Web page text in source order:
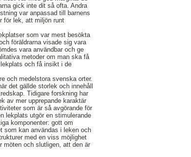
gick inte dit så ofta. Andra
var anpassad till barnens
för lek, att miljön runt
som var mest besökta
föräldrarna visade sig vara
vara användbar och ge
metoder om man ska få
och få insikt i de
och medelstora svenska orter.
det gällde storlek och innehåll
Tidigare forskning har
av mer upprepande karaktär
som är så avgörande för
lekplats utgör en stimulerande
komponenter: gott om
som kan användas i leken och
med en viss möjlighet
möten och slutligen, att den är